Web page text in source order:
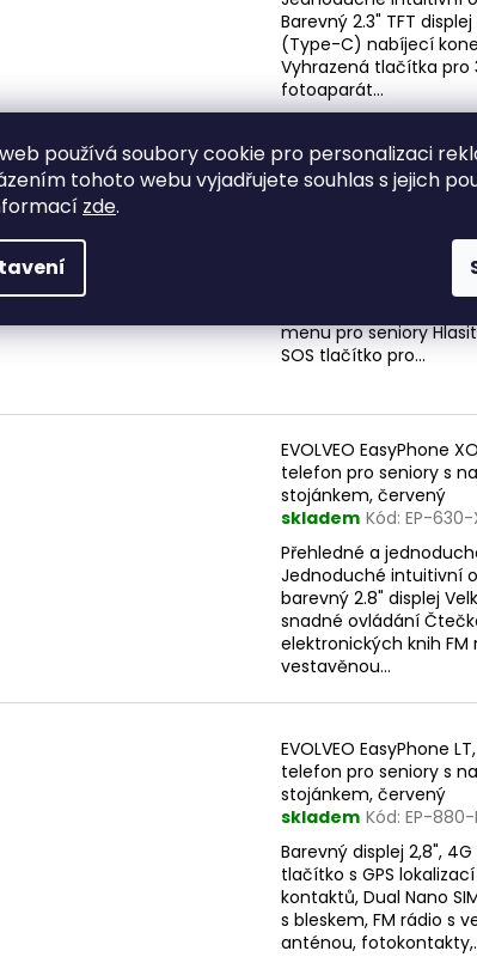
používá soubory cookie pro personalizaci
tohoto webu vyjadřujete souhlas s jejich
zde.
Barevný 2.3" TFT displej
(Type-C) nabíjecí
Vyhrazená tlačítka pro
fotoaparát...
EVOLVEO EasyPhone
Nejjednodušší telefon
menu pro seniory
SOS tlačítko pro...
EVOLVEO EasyPhone
telefon pro seniory s
stojánkem, červený
skladem Kód: EP-630-
Přehledné a
Jednoduché intuitivní
barevný 2.8" displej
snadné ovládání
elektronických knih FM
vestavěnou...
EVOLVEO EasyPhone
telefon pro seniory s
stojánkem, červený
skladem Kód: EP-880-
Barevný displej 2,8", 4G
tlačítko s GPS
kontaktů, Dual Nano
s bleskem, FM rádio s
anténou,